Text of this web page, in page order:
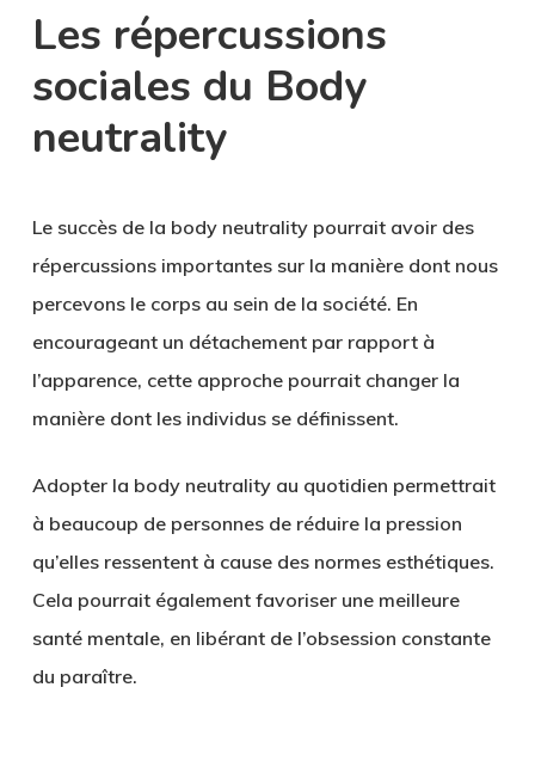
Les répercussions
sociales du Body
neutrality
Le succès de la body neutrality pourrait avoir des
répercussions importantes sur la manière dont nous
percevons le corps au sein de la société. En
encourageant un détachementpar rapport à
l’apparence, cette approche pourrait changer la
manière dont les individus se définissent.
Adopter la body neutrality au quotidien permettrait
à beaucoup de personnes de réduire la pression
qu’elles ressentent à cause des normes esthétiques.
Cela pourrait également favoriser une meilleure
santé mentale, en libérant de l’obsession constante
du paraître.